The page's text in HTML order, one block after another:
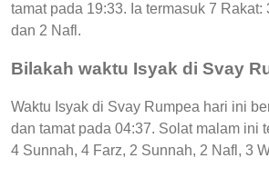
tamat pada 19:33. Ia termasuk 7 Rakat:
dan 2 Nafl.
Bilakah waktu Isyak di Svay
Waktu Isyak di Svay Rumpea hari ini
dan tamat pada 04:37. Solat malam ini
4 Sunnah, 4 Farz, 2 Sunnah, 2 Nafl, 3